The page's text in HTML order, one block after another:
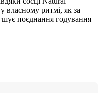
власному ритмі, як за
поєднання годування